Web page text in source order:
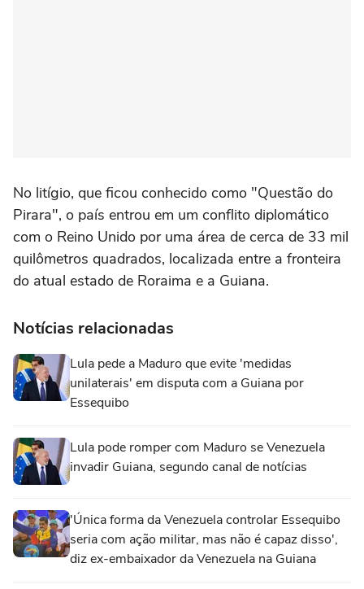
No litígio, que ficou conhecido como "Questão do
Pirara", o país entrou em um conflito diplomático
com o Reino Unido por uma área de cerca de 33 mil
quilômetros quadrados, localizada entre a fronteira
do atual estado de Roraima e a Guiana.
Notícias relacionadas
Lula pede a Maduro que evite 'medidas
unilaterais' em disputa com a Guiana por
Essequibo
Lula pode romper com Maduro se Venezuela
invadir Guiana, segundo canal de notícias
'Única forma da Venezuela controlar Essequibo
seria com ação militar, mas não é capaz disso',
diz ex-embaixador da Venezuela na Guiana